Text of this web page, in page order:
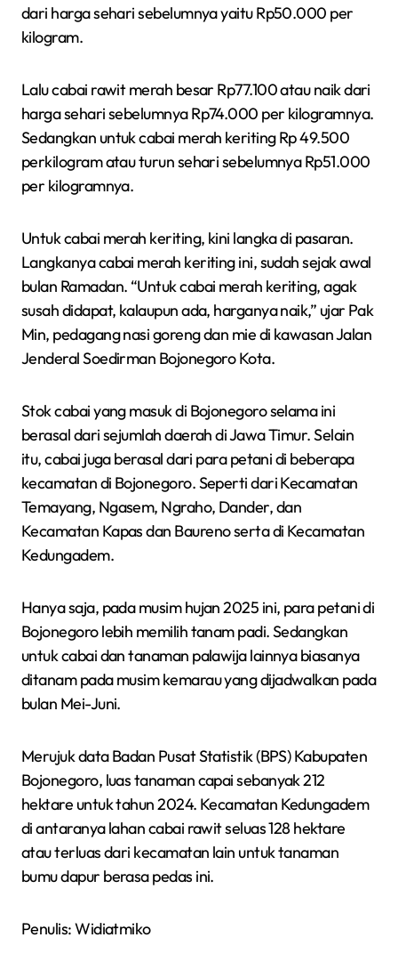
dari harga sehari sebelumnya yaitu Rp50.000 per
kilogram.
Lalu cabai rawit merah besar Rp77.100 atau naik dari
harga sehari sebelumnya Rp74.000 per kilogramnya.
Sedangkan untuk cabai merah keriting Rp 49.500
perkilogram atau turun sehari sebelumnya Rp51.000
per kilogramnya.
Untuk cabai merah keriting, kini langka di pasaran.
Langkanya cabai merah keriting ini, sudah sejak awal
bulan Ramadan. “Untuk cabai merah keriting, agak
susah didapat, kalaupun ada, harganya naik,” ujar Pak
Min, pedagang nasi goreng dan mie di kawasan Jalan
Jenderal Soedirman Bojonegoro Kota.
Stok cabai yang masuk di Bojonegoro selama ini
berasal dari sejumlah daerah di Jawa Timur. Selain
itu, cabai juga berasal dari para petani di beberapa
kecamatan di Bojonegoro. Seperti dari Kecamatan
Temayang, Ngasem, Ngraho, Dander, dan
Kecamatan Kapas dan Baureno serta di Kecamatan
Kedungadem.
Hanya saja, pada musim hujan 2025 ini, para petani di
Bojonegoro lebih memilih tanam padi. Sedangkan
untuk cabai dan tanaman palawija lainnya biasanya
ditanam pada musim kemarau yang dijadwalkan pada
bulan Mei-Juni.
Merujuk data Badan Pusat Statistik (BPS) Kabupaten
Bojonegoro, luas tanaman capai sebanyak 212
hektare untuk tahun 2024. Kecamatan Kedungadem
di antaranya lahan cabai rawit seluas 128 hektare
atau terluas dari kecamatan lain untuk tanaman
bumu dapur berasa pedas ini.
Penulis: Widiatmiko